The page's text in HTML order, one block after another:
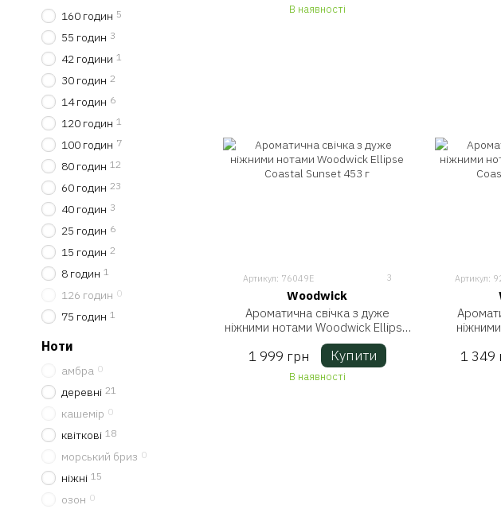
В наявності
Артикул: 76049E 3
Woodwick
Ароматична свічка з дуже
ніжними нотами Woodwick Ellipse
Coastal Sunset 453 г
1 999 грн Купити
В наявності
Артикул:
Medium
1 349
160 годин 5
55 годин 3
42 години 1
30 годин 2
14 годин 6
120 годин 1
100 годин 7
80 годин 12
60 годин 23
40 годин 3
25 годин 6
15 годин 2
8 годин 1
126 годин 0
75 годин 1
Ноти
амбра 0
деревні 21
кашемір 0
квіткові 18
морський бриз 0
ніжні 15
озон 0